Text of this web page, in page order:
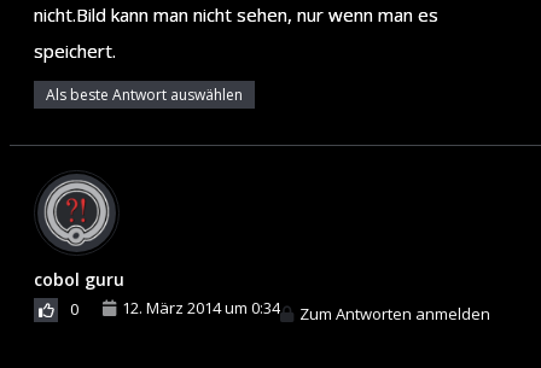
nicht.Bild kann man nicht sehen, nur wenn man es
speichert.
Als beste Antwort auswählen
cobol guru
0 12. März 2014 um 0:34 Zum Antworten anmelden